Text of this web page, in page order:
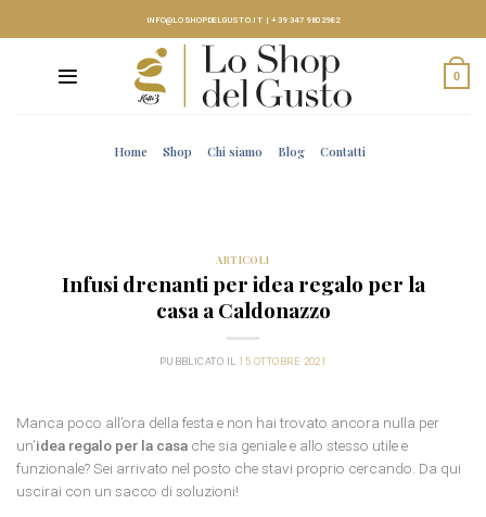
INFO@LOSHOPDELGUSTO.IT |+39 347 9802982
0
Home Shop Chi siamo Blog Contatti
ARTICOLI
Infusi drenanti per idea regalo per la
casa a Caldonazzo
PUBBLICATO IL15 OTTOBRE 2021
Manca poco all’ora della festa e non hai trovato ancora nulla per
un’idea regalo per la casa che sia geniale e allo stesso utile e
funzionale? Sei arrivato nel posto che stavi proprio cercando. Da qui
uscirai con un sacco di soluzioni!